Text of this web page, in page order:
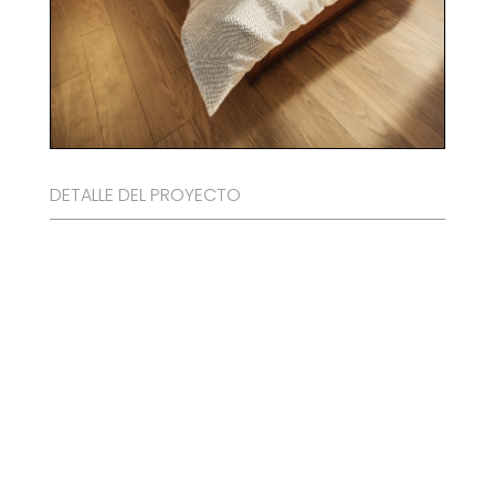
DETALLE DEL PROYECTO